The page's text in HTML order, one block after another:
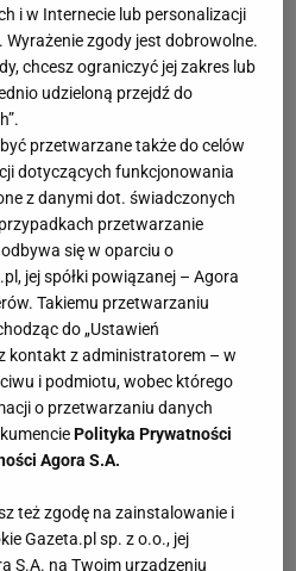
- początki kariery
kroki na ścieżce kariery
nastolatka. Po liceum dostała
Teatralnej im. Aleksandra
którą ukończyła w 1977 roku.
deskach wrocławskiego
okresie grała również
i serialach. Zagrała między
związała się z
w którym grała przez
1984.
Szapołowska po raz
z reżyserem Krzysztofem
ona powstaniem filmów "Bez
Ten drugi tytuł
oraz pomógł
i w Internecie lub personalizacji
zgody jest dobrowolne.
chcesz ograniczyć jej zakres lub
udzieloną przejdź do
przetwarzane także do celów
dotyczących funkcjonowania
z danymi dot. świadczonych
przetwarzanie
się w oparciu o
jej spółki powiązanej – Agora
Takiemu przetwarzaniu
do „Ustawień
kontakt z administratorem – w
i podmiotu, wobec którego
o przetwarzaniu danych
Polityka Prywatności
Agora S.A.
też zgodę na zainstalowanie i
Gazeta.pl sp. z o.o., jej
S.A. na Twoim urządzeniu